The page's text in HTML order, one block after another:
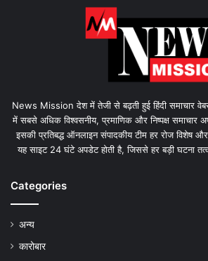
News Mission देश में तेजी से बढ़ती हुई हिंदी समाचार
में सबसे अधिक विश्वसनीय, प्रमाणिक और निष्पक्ष समाचार
इसकी प्रतिबद्ध ऑनलाइन संपादकीय टीम हर रोज विशेष
यह साइट 24 घंटे अपडेट होती है, जिससे हर बड़ी घटना
Categories
अन्य
कारोबार